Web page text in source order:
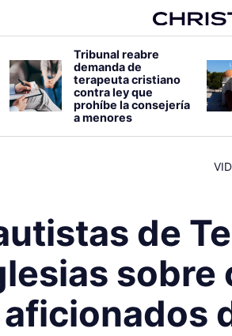
Tribunal reabre
demanda de
terapeuta cristiano
contra ley que
prohíbe la consejería
a menores
de
sobre
aficionados